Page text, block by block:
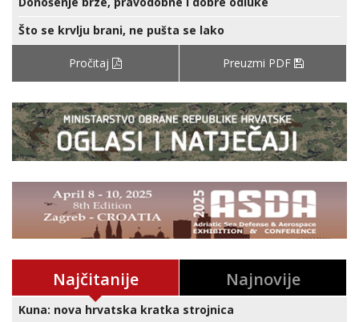
Što se krvlju brani, ne pušta se lako
Pročitaj Preuzmi PDF
Najčitanije Najnovije
Kuna: nova hrvatska kratka strojnica